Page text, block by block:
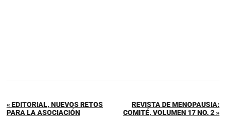
« EDITORIAL, NUEVOS RETOS
PARA LA ASOCIACIÓN
REVISTA DE MENOPAUSIA:
COMITÉ, VOLUMEN 17 NO. 2 »